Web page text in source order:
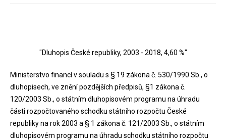
"Dluhopis České republiky, 2003 - 2018, 4,60 %"
Ministerstvo financí v souladu s § 19 zákona č. 530/1990 Sb., o
dluhopisech, ve znění pozdějších předpisů, §1 zákona č.
120/2003 Sb., o státním dluhopisovém programu na úhradu
části rozpočtovaného schodku státního rozpočtu České
republiky na rok 2003 a § 1 zákona č. 121/2003 Sb., o státním
dluhopisovém programu na úhradu schodku státního rozpočtu